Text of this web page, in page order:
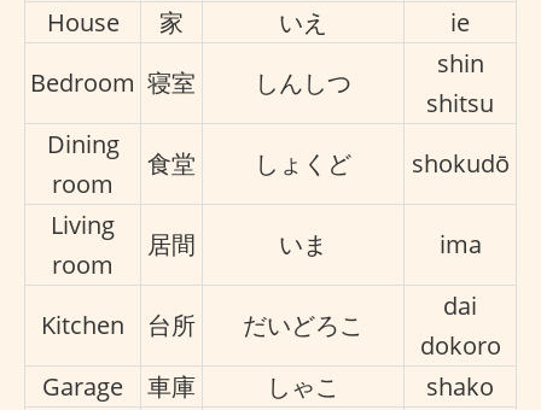
House
家 いえ
ie
Bedroom 寝室 しんしつ
shin
shitsu
Dining
room
食堂 しょくど
shokudō
Living
room
居間 いま ima
Kitchen 台所 だいどろこ
dai
dokoro
Garage
車庫 しゃこ
shako